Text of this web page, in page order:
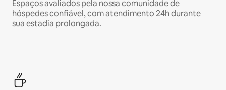
Espaços avaliados pela nossa comunidade de
hóspedes confiável, com atendimento 24h durante
sua estadia prolongada.